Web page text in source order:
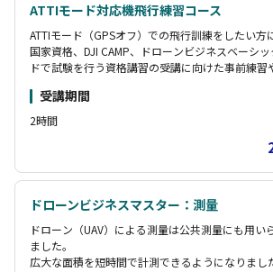
ATTIモード対応機飛行練習コース
ATTIモード（GPSオフ）での飛行訓練をしたい方
国家資格、DJI CAMP、ドローンビジネスベーシ
ドで試験を行う資格講習の受講に向けた事前練習
実際の試験と同じコースで飛行訓練ができます。
指導員立会なのでATTIモード未経験者でも安心し
（※国家資格の口述試験等、飛行に直接かかわら
受講期間
2時間
ドローンビジネスマスター：測量
ドローン（UAV）による測量は公共測量にも用い
ました。
広大な面積を短時間で計測できるようになりまし